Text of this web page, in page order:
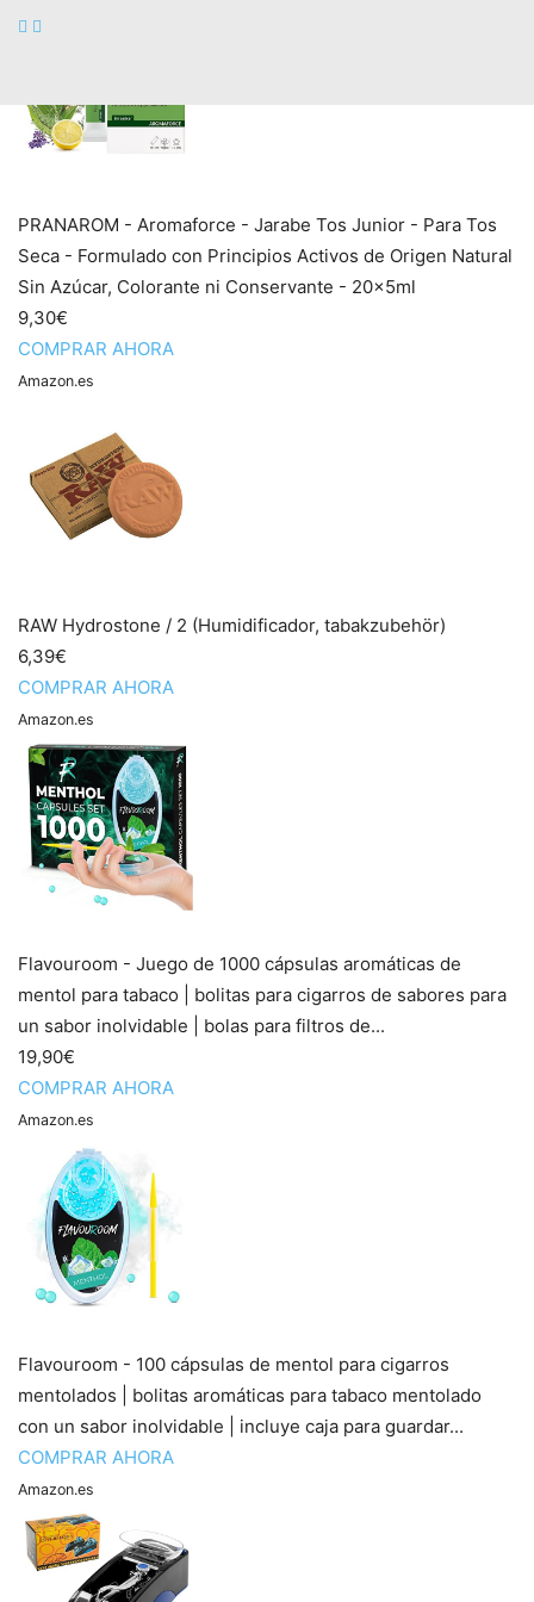
PRANAROM - Aromaforce - Jarabe Tos Junior - Para Tos
Seca - Formulado con Principios Activos de Origen Natural
Sin Azúcar, Colorante ni Conservante - 20x5ml
9,30€
COMPRAR AHORA
Amazon.es
RAW Hydrostone / 2 (Humidificador, tabakzubehör)
6,39€
COMPRAR AHORA
Amazon.es
Flavouroom - Juego de 1000 cápsulas aromáticas de
mentol para tabaco | bolitas para cigarros de sabores para
un sabor inolvidable | bolas para filtros de...
19,90€
COMPRAR AHORA
Amazon.es
Flavouroom - 100 cápsulas de mentol para cigarros
mentolados | bolitas aromáticas para tabaco mentolado
con un sabor inolvidable | incluye caja para guardar...
COMPRAR AHORA
Amazon.es